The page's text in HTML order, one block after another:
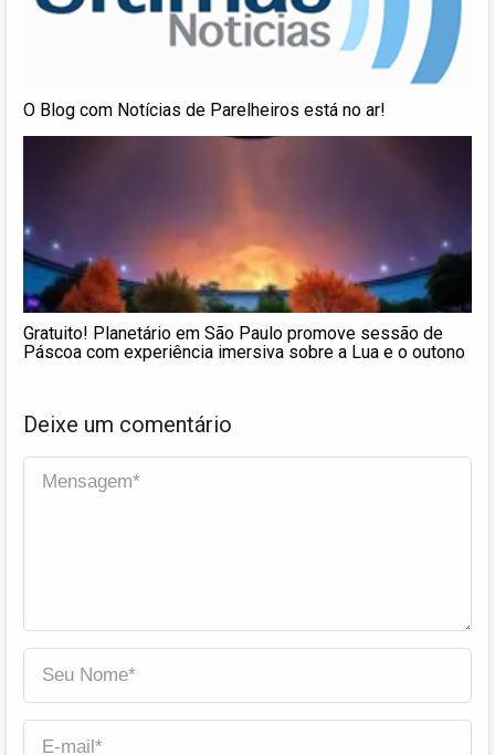
O Blog com Notícias de Parelheiros está no ar!
Gratuito! Planetário em São Paulo promove sessão de
Páscoa com experiência imersiva sobre a Lua e o outono
Deixe um comentário